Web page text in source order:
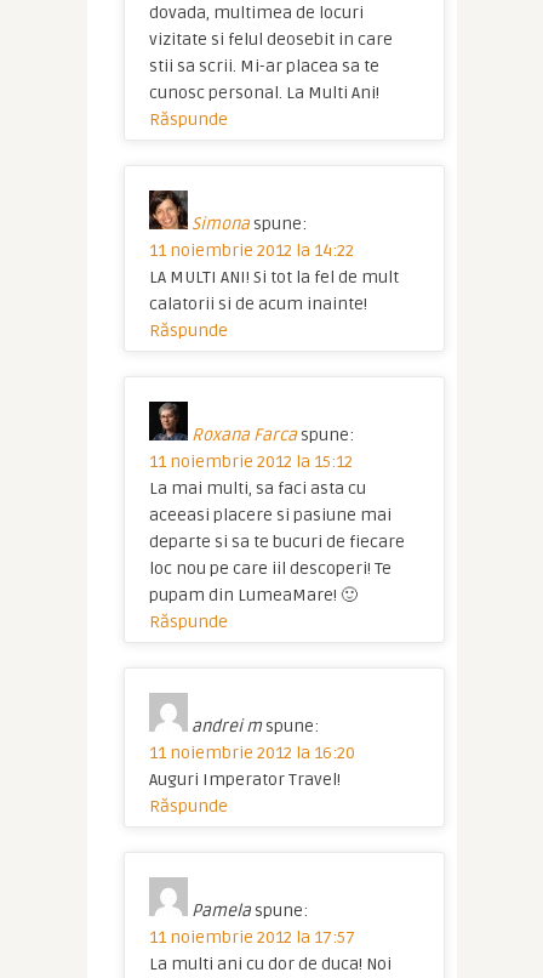
dovada, multimea de locuri
vizitate si felul deosebit in care
stii sa scrii. Mi-ar placea sa te
cunosc personal. La Multi Ani!
Răspunde
Simona spune:
11 noiembrie 2012 la 14:22
LA MULTI ANI! Si tot la fel de mult
calatorii si de acum inainte!
Răspunde
Roxana Farca spune:
11 noiembrie 2012 la 15:12
La mai multi, sa faci asta cu
aceeasi placere si pasiune mai
departe si sa te bucuri de fiecare
loc nou pe care iil descoperi! Te
pupam din LumeaMare! 🙂
Răspunde
andrei m spune:
11 noiembrie 2012 la 16:20
Auguri Imperator Travel!
Răspunde
Pamela spune:
11 noiembrie 2012 la 17:57
La multi ani cu dor de duca! Noi